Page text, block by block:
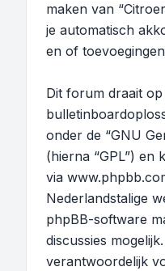
maken van
je automatisch
en of
Dit forum draait
onder de “GNU
(hierna “GPL”) en
via
Nederlandstalige
phpBB-software
discussies
verantwoordelijk